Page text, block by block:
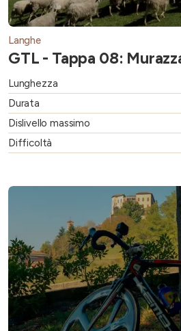
Langhe
GTL - Tappa 08:
Lunghezza
Durata
Dislivello massimo
Difficoltà